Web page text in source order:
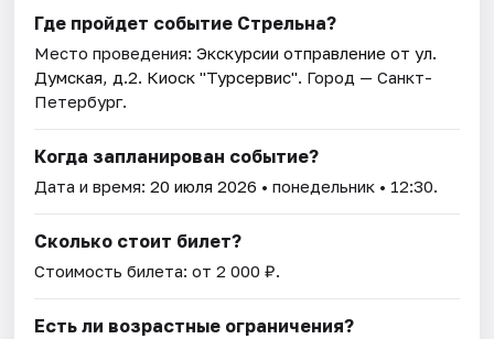
Где пройдет событие Стрельна?
Место проведения:Экскурсии отправление от ул.
Думская, д.2. Киоск "Турсервис". Город — Санкт-
Петербург.
Когда запланирован событие?
Дата и время:20 июля 2026 • понедельник • 12:30.
Сколько стоит билет?
Стоимость билета: от 2 000 ₽.
Есть ли возрастные ограничения?